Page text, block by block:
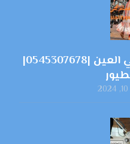
شركة مكافحة الحمام في العين |0545307678|